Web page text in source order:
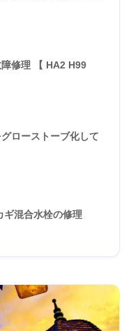
修理 【 HA2 H99
ローストーブ化して
ギ混合水栓の修理